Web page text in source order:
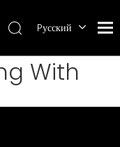
Pусский
ไทย
With